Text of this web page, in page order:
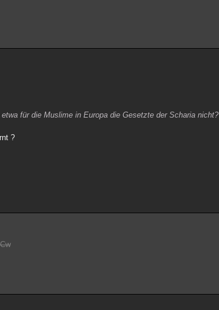
für die Muslime in Europa die Gesetzte der Scharia nicht?
?